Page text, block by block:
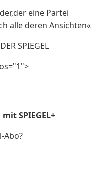
eine Partei
alle deren Ansichten«
SPIEGEL
SPIEGEL+
Abo?